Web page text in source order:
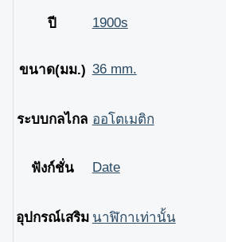
ปี 1900s
ขนาด(มม.) 36 mm.
ระบบกลไกล ออโตเมติก
ฟังก์ชั่น Date
อุปกรณ์เสริม นาฬิกาเท่านั้น